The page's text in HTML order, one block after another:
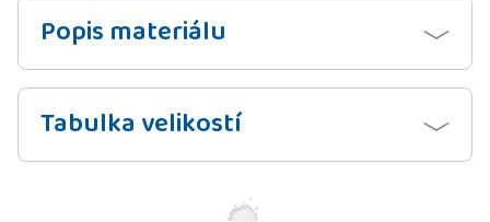
Popis materiálu
Tabulka velikostí